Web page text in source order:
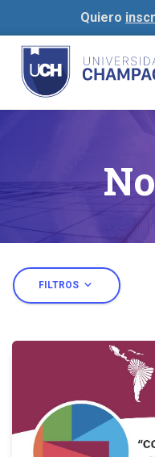
Quiero
FILTROS expand_more